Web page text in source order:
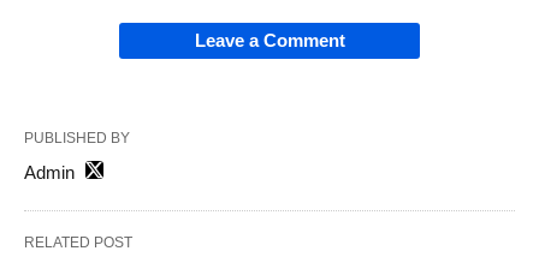
Leave a Comment
PUBLISHED BY
Admin
RELATED POST